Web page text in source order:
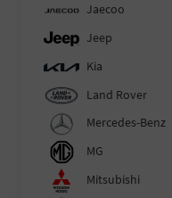
Jaecoo
Jeep
Kia
Land Rover
Mercedes-Benz
MG
Mitsubishi